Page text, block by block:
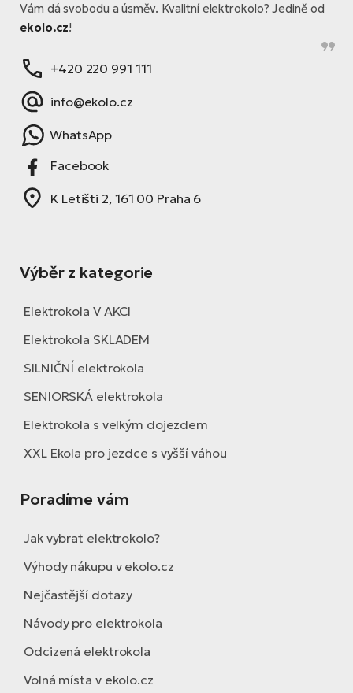
Vám dá svobodu a úsměv. Kvalitní elektrokolo? Jedině od
ekolo.cz!
+420 220 991 111
info@ekolo.cz
WhatsApp
Facebook
K Letišti 2, 161 00 Praha 6
Výběr z kategorie
Elektrokola V AKCI
Elektrokola SKLADEM
SILNIČNÍ elektrokola
SENIORSKÁ elektrokola
Elektrokola s velkým dojezdem
XXL Ekola pro jezdce s vyšší váhou
Poradíme vám
Jak vybrat elektrokolo?
Výhody nákupu v ekolo.cz
Nejčastější dotazy
Návody pro elektrokola
Odcizená elektrokola
Volná místa v ekolo.cz